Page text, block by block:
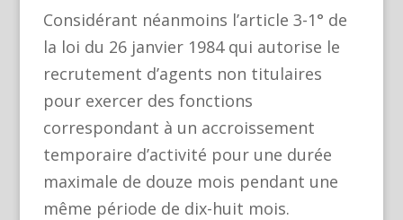
Considérant néanmoins l’article 3-1° de
la loi du 26 janvier 1984 qui autorise le
recrutement d’agents non titulaires
pour exercer des fonctions
correspondant à un accroissement
temporaire d’activité pour une durée
maximale de douze mois pendant une
même période de dix-huit mois.